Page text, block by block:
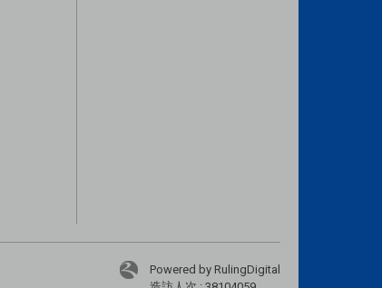
Powered by RulingDigital